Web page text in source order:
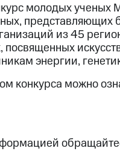
молодых
представляющих
из 45
энергии,
конкурса можно